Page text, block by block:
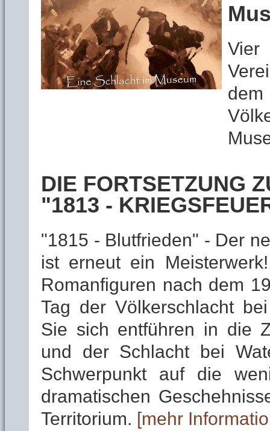
Vier
DIE FORTSETZUNG
"1813 -
"1815 - Blutfrieden" - Der
ist erneut ein
Romanfiguren nach dem
Tag der Völkerschlacht
Sie sich entführen in die
und der Schlacht bei
Schwerpunkt auf die
dramatischen
Territorium. [mehr